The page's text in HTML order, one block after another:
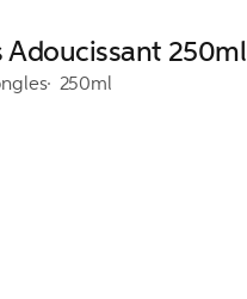
Adoucissant 250ml
250ml